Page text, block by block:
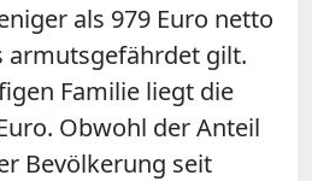
als 979 Euro netto
armutsgefährdet gilt.
Familie liegt die
Obwohl der Anteil
Bevölkerung seit